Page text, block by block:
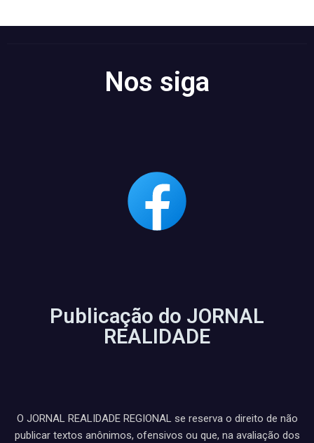
Nos siga
Publicação do JORNAL
REALIDADE
O JORNAL REALIDADE REGIONAL se reserva o direito de não
publicar textos anônimos, ofensivos ou que, na avaliação dos